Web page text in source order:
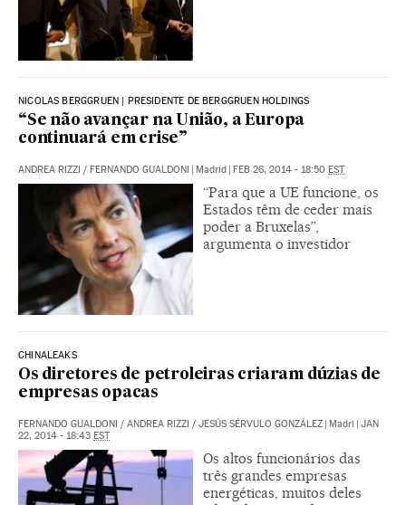
NICOLAS BERGGRUEN | PRESIDENTE DE BERGGRUEN HOLDINGS
“Se não avançar na União, a Europa
continuará em crise”
ANDREA RIZZI / FERNANDO GUALDONI | Madrid | FEB 26, 2014 - 18:50 EST
“Para que a UE funcione, os
Estados têm de ceder mais
poder a Bruxelas”,
argumenta o investidor
CHINALEAKS
Os diretores de petroleiras criaram dúzias de
empresas opacas
FERNANDO GUALDONI / ANDREA RIZZI / JESÚS SÉRVULO GONZÁLEZ | Madri | JAN
22, 2014 - 18:43 EST
Os altos funcionários das
três grandes empresas
energéticas, muitos deles